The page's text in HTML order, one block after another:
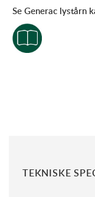
Se Generac lystårn
TEKNISKE